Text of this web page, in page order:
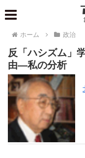
ホーム 政治
反「ハシズム」
由―私の分析